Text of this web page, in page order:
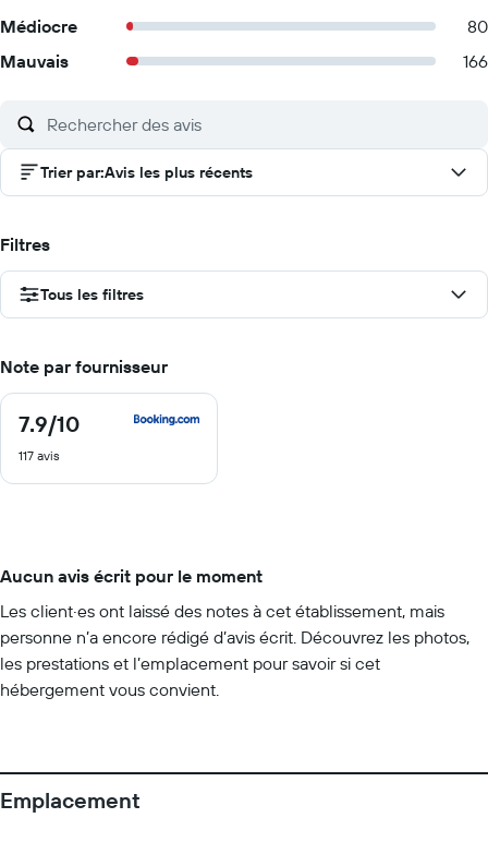
Médiocre
80
Mauvais
166
Trier par:Avis les plus récents
Filtres
Tous les filtres
Note par fournisseur
7.9/10
7.9
10
117 avis
Aucun avis écrit pour le moment
Les client·es ont laissé des notes à cet établissement, mais
personne n’a encore rédigé d’avis écrit. Découvrez les photos,
les prestations et l’emplacement pour savoir si cet
hébergement vous convient.
Emplacement